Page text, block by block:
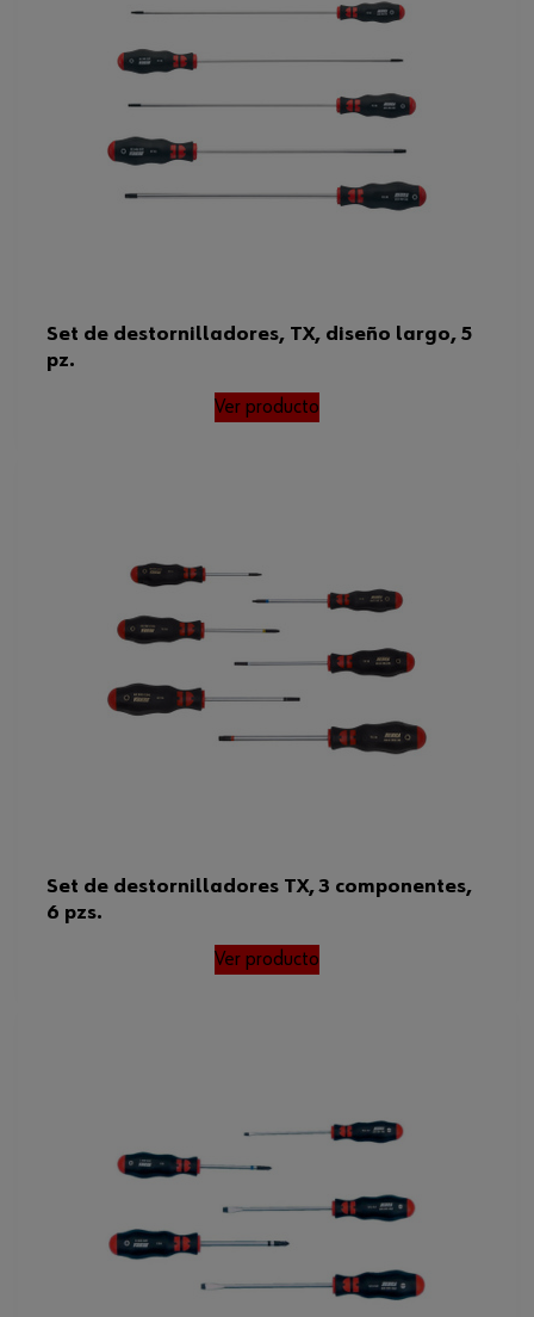
Set de destornilladores, TX, diseño largo, 5
pz.
Ver producto
Set de destornilladores TX, 3 componentes,
6 pzs.
Ver producto